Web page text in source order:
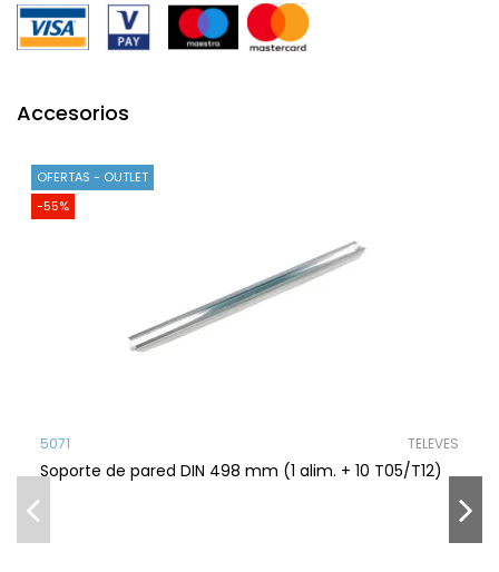
Accesorios
OFERTAS - OUTLET
-55%
5071 TELEVES
Soporte de pared DIN 498 mm (1 alim. + 10 T05/T12)